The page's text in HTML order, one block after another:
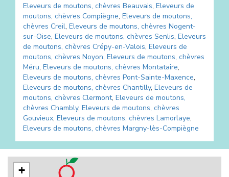
Eleveurs de moutons, chèvres Beauvais, Eleveurs de
moutons, chèvres Compiègne, Eleveurs de moutons,
chèvres Creil, Eleveurs de moutons, chèvres Nogent-
sur-Oise, Eleveurs de moutons, chèvres Senlis, Eleveurs
de moutons, chèvres Crépy-en-Valois, Eleveurs de
moutons, chèvres Noyon, Eleveurs de moutons, chèvres
Méru, Eleveurs de moutons, chèvres Montataire,
Eleveurs de moutons, chèvres Pont-Sainte-Maxence,
Eleveurs de moutons, chèvres Chantilly, Eleveurs de
moutons, chèvres Clermont, Eleveurs de moutons,
chèvres Chambly, Eleveurs de moutons, chèvres
Gouvieux, Eleveurs de moutons, chèvres Lamorlaye,
Eleveurs de moutons, chèvres Margny-lès-Compiègne
+